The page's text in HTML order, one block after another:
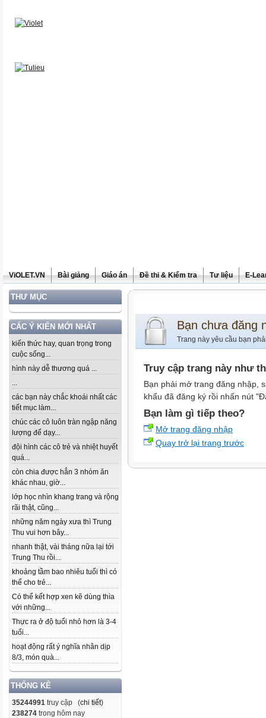
ViOLET.VN Bài giảng Giáo án Đề thi & Kiểm tra Tư liệu E-
THƯ MỤC
CÁC Ý KIẾN MỚI NHẤT
kiến thức hay, quan trọng trong
cuộc sống...
hình này dễ thương quá ...
...
các bạn này chắc khoái nhất các
tiết mục làm...
chúc các cô luôn tràn ngập năng
lượng để dạy...
đội hình các cô trẻ và nhiệt huyết
quá...
còn chia được hẳn 3 nhóm ăn
khác nhau, giờ...
lớp học nhìn khang trang và rộng
rãi thật, cũng...
những năm ngày xưa thì Trung
Thu vui hơn bây...
nhanh thật, vài tháng nữa lại tới
Trung Thu rồi...
khoảng tầm bao nhiêu tuổi thì có
thể cho trẻ...
Có thể kết hợp xen kẽ dùng thìa
với những...
Thực ra ở độ tuổi nhỏ hơn là 3-4
tuổi...
hoạt động rất ý nghĩa nhân dịp
8/3, món quà...
THỐNG KÊ
35244991 truy cập (chi tiết)
238274 trong hôm nay
Bạn chưa đăng
Trang này yêu cầu bạn
Truy cập trang này như
Bạn phải mở trang đăng nhập,
khẩu đã đăng ký rồi nhấn nút
Bạn làm gì tiếp theo?
Mở trang đăng nhập
Quay trở lại trang trước